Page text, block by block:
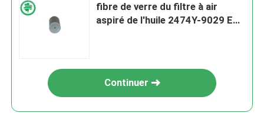
fibre de verre du filtre à air
aspiré de l'huile 2474Y-9029 EF-
Continuer